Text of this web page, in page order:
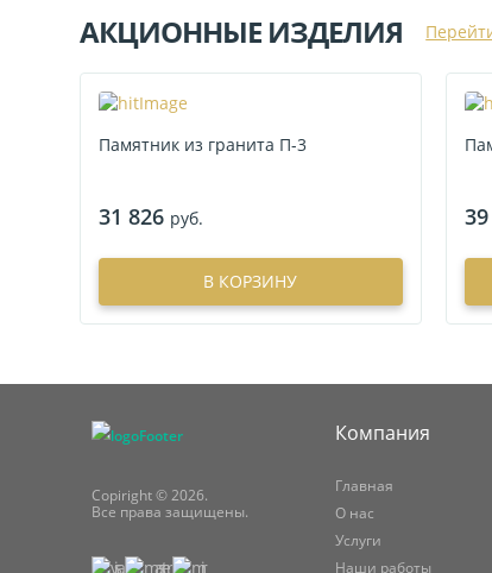
АКЦИОННЫЕ ИЗДЕЛИЯ
Памятник из гранита П-3
31 826 руб.
В КОРЗИНУ
Copiright © 2026.
Все права защищены.
Компания
Главная
О нас
Услуги
Наши работы